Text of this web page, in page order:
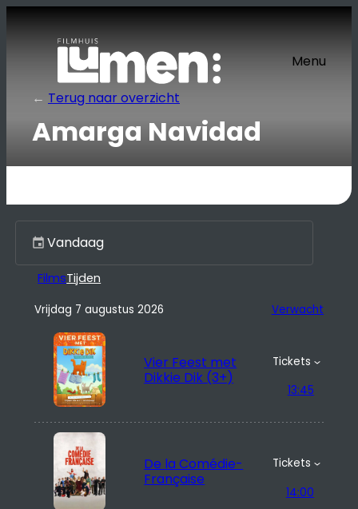
Ga
Menu
← Terug naar overzicht
Amarga Navidad
Kies een dag
FilmsTijden
Vrijdag 7 augustus 2026 Verwacht
Vier Feest met
Dikkie Dik (3+)
Tickets
13:45
De la Comédie-
Française
Tickets
14:00